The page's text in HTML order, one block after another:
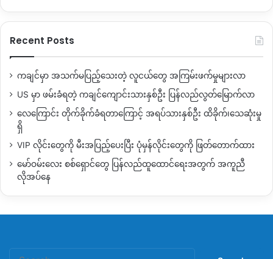
Recent Posts
ကချင်မှာ အသက်မပြည့်သေးတဲ့ လူငယ်တွေ အကြမ်းဖက်မှုများလာ
US မှာ ဖမ်းခံရတဲ့ ကချင်ကျောင်းသားနှစ်ဦး ပြန်လည်လွတ်မြောက်လာ
လေကြောင်း တိုက်ခိုက်ခံရတာကြောင့် အရပ်သားနှစ်ဦး ထိခိုက်၊သေဆုံးမှု
ရှိ
VIP လိုင်းတွေကို မီးအပြည့်ပေးပြီး ပုံမှန်လိုင်းတွေကို ဖြတ်တောက်ထား
မော်ဝမ်းလေး စစ်ရှောင်တွေ ပြန်လည်ထူထောင်ရေးအတွက် အကူညီ
လိုအပ်နေ